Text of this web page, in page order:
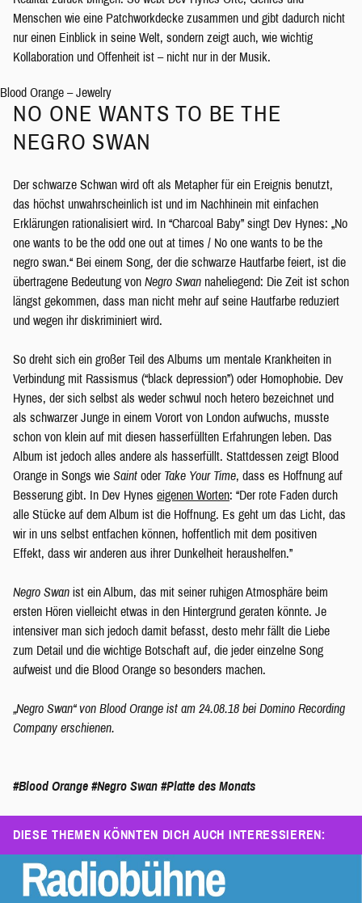
Menschen wie eine Patchworkdecke zusammen und gibt dadurch nicht
nur einen Einblick in seine Welt, sondern zeigt auch, wie wichtig
Kollaboration und Offenheit ist – nicht nur in der Musik.
Blood Orange – Jewelry
NO ONE WANTS TO BE THE
NEGRO SWAN
Der schwarze Schwan wird oft als Metapher für ein Ereignis benutzt,
das höchst unwahrscheinlich ist und im Nachhinein mit einfachen
Erklärungen rationalisiert wird. In “Charcoal Baby” singt Dev Hynes: „No
one wants to be the odd one out at times / No one wants to be the
negro swan.“ Bei einem Song, der die schwarze Hautfarbe feiert, ist die
übertragene Bedeutung von Negro Swan naheliegend: Die Zeit ist schon
längst gekommen, dass man nicht mehr auf seine Hautfarbe reduziert
und wegen ihr diskriminiert wird.
So dreht sich ein großer Teil des Albums um mentale Krankheiten in
Verbindung mit Rassismus (“black depression”) oder Homophobie. Dev
Hynes, der sich selbst als weder schwul noch hetero bezeichnet und
als schwarzer Junge in einem Vorort von London aufwuchs, musste
schon von klein auf mit diesen hasserfüllten Erfahrungen leben. Das
Album ist jedoch alles andere als hasserfüllt. Stattdessen zeigt Blood
Orange in Songs wie Saint oder Take Your Time, dass es Hoffnung auf
Besserung gibt. In Dev Hynes eigenen Worten: “Der rote Faden durch
alle Stücke auf dem Album ist die Hoffnung. Es geht um das Licht, das
wir in uns selbst entfachen können, hoffentlich mit dem positiven
Effekt, dass wir anderen aus ihrer Dunkelheit heraushelfen.”
Negro Swan ist ein Album, das mit seiner ruhigen Atmosphäre beim
ersten Hören vielleicht etwas in den Hintergrund geraten könnte. Je
intensiver man sich jedoch damit befasst, desto mehr fällt die Liebe
zum Detail und die wichtige Botschaft auf, die jeder einzelne Song
aufweist und die Blood Orange so besonders machen.
„Negro Swan“ von Blood Orange ist am 24.08.18 bei Domino Recording
Company erschienen.
#Blood Orange #Negro Swan #Platte des Monats
DIESE THEMEN KÖNNTEN DICH AUCH INTERESSIEREN: